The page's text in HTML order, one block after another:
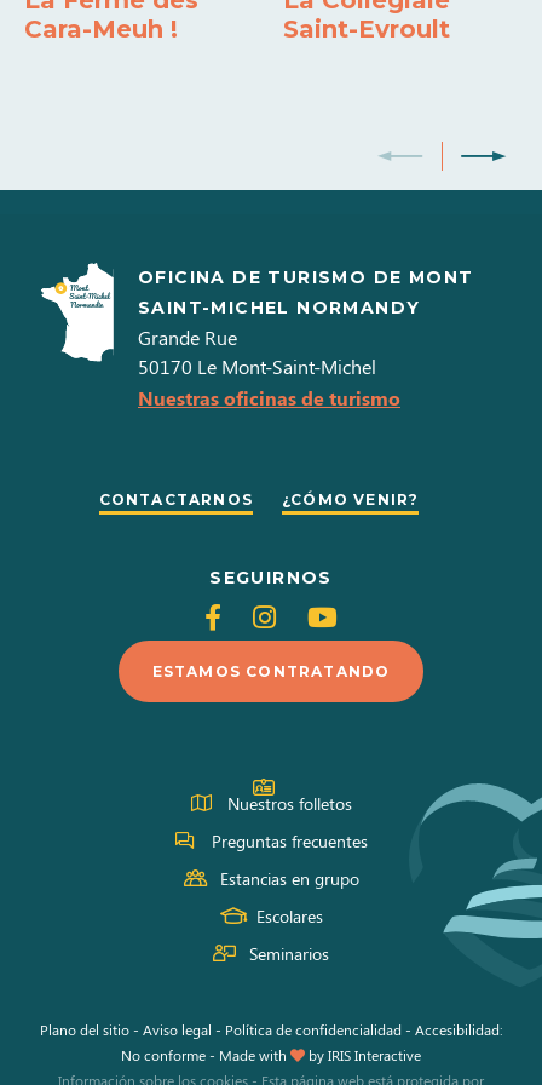
13h00 à 17h30
Cara-Meuh !
Saint-Evroult
OFICINA DE TURISMO DE MONT
SAINT-MICHEL NORMANDY
Grande Rue
50170 Le Mont-Saint-Michel
Nuestras oficinas de turismo
CONTACTARNOS ¿CÓMO VENIR?
SEGUIRNOS
Siganos
en
Facebook
Siganos
en
Instagram
Siganos
en
Youtube
ESTAMOS CONTRATANDO
Nuestros folletos
Preguntas frecuentes
Estancias en grupo
Escolares
Seminarios
Plano del sitio- Aviso legal - Política de confidencialidad - Accesibilidad:
No conforme- Made with byIRIS Interactive
Información sobre los cookies - Esta página web está protegida por